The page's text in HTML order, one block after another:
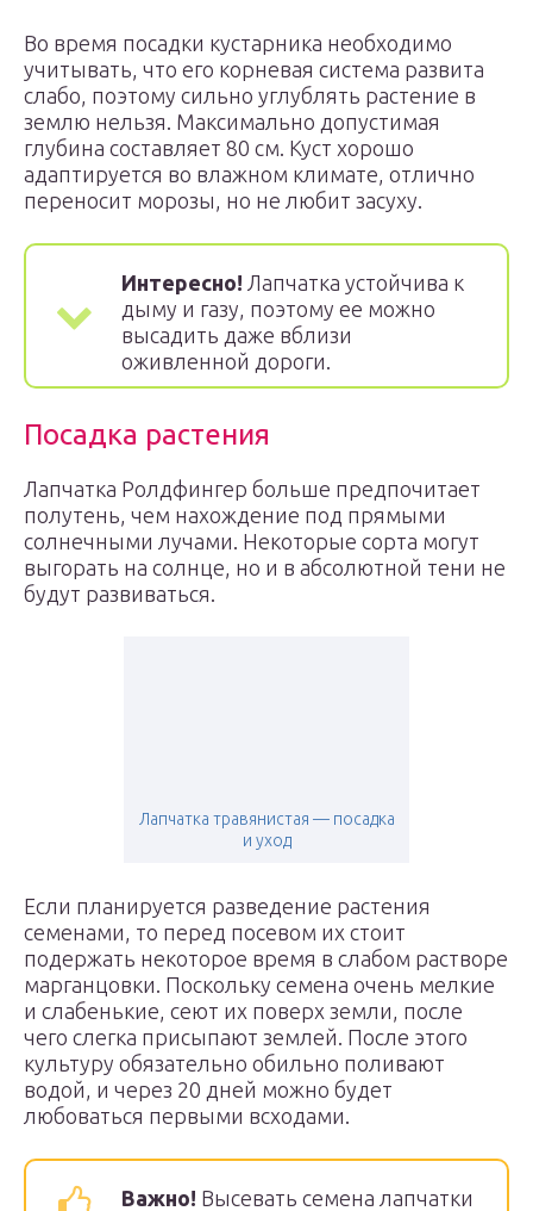
Во время посадки кустарника необходимо
учитывать, что его корневая система развита
слабо, поэтому сильно углублять растение в
землю нельзя. Максимально допустимая
глубина составляет 80 см. Куст хорошо
адаптируется во влажном климате, отлично
переносит морозы, но не любит засуху.
Интересно! Лапчатка устойчива к
дыму и газу, поэтому ее можно
высадить даже вблизи
оживленной дороги.
Посадка растения
Лапчатка Ролдфингер больше предпочитает
полутень, чем нахождение под прямыми
солнечными лучами. Некоторые сорта могут
выгорать на солнце, но и в абсолютной тени не
будут развиваться.
Лапчатка травянистая — посадка
и уход
Если планируется разведение растения
семенами, то перед посевом их стоит
подержать некоторое время в слабом растворе
марганцовки. Поскольку семена очень мелкие
и слабенькие, сеют их поверх земли, после
чего слегка присыпают землей. После этого
культуру обязательно обильно поливают
водой, и через 20 дней можно будет
любоваться первыми всходами.
Важно! Высевать семена лапчатки